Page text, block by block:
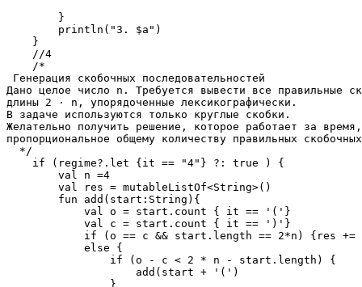
        }
        println("3. $a")
    }
    //4
    /*
Генерация скобочных последовательностей
Дано целое число n. Требуется вывести все правильные
длины 2 ⋅ n, упорядоченные лексикографически.
В задаче используются только круглые скобки.
Желательно получить решение, которое работает за
пропорциональное общему количеству правильных
  */
    if (regime?.let {it == "4"} ?: true ) {
        val n =4
        val res = mutableListOf<String>()
        fun add(start:String){
            val o = start.count { it == '('}
            val c = start.count { it == ')'}
if (o == c && start.length == 2*n) {res +=
            else {
                if (o - c < 2 * n - start.length) {
                    add(start + '(')
                }